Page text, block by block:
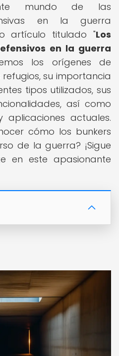
mundo de las
en la guerra
artículo titulado "Los
en la guerra
los orígenes de
su importancia
tipos utilizados, sus
así como
aplicaciones actuales.
cómo los bunkers
de la guerra? ¡Sigue
en este apasionante